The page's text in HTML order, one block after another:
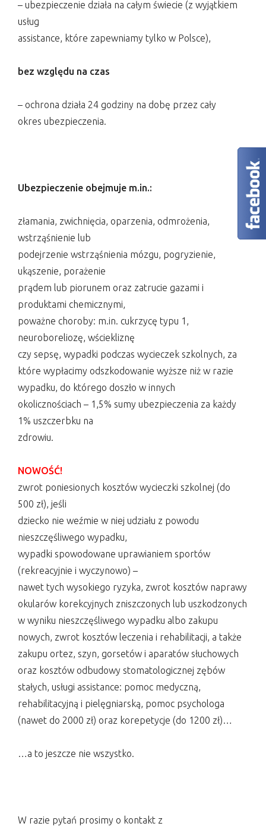
– ubezpieczenie działa na całym świecie (z wyjątkiem
usług
assistance, które zapewniamy tylko w Polsce),
bez względu na czas
– ochrona działa 24 godziny na dobę przez cały
okres ubezpieczenia.
Ubezpieczenie obejmuje m.in.:
złamania, zwichnięcia, oparzenia, odmrożenia,
wstrząśnienie lub
podejrzenie wstrząśnienia mózgu, pogryzienie,
ukąszenie, porażenie
prądem lub piorunem oraz zatrucie gazami i
produktami chemicznymi,
poważne choroby: m.in. cukrzycę typu 1,
neuroboreliozę, wściekliznę
czy sepsę, wypadki podczas wycieczek szkolnych, za
które wypłacimy odszkodowanie wyższe niż w razie
wypadku, do którego doszło w innych
okolicznościach – 1,5% sumy ubezpieczenia za każdy
1% uszczerbku na
zdrowiu.
NOWOŚĆ!
zwrot poniesionych kosztów wycieczki szkolnej (do
500 zł), jeśli
dziecko nie weźmie w niej udziału z powodu
nieszczęśliwego wypadku,
wypadki spowodowane uprawianiem sportów
(rekreacyjnie i wyczynowo) –
nawet tych wysokiego ryzyka, zwrot kosztów naprawy
okularów korekcyjnych zniszczonych lub uszkodzonych
w wyniku nieszczęśliwego wypadku albo zakupu
nowych, zwrot kosztów leczenia i rehabilitacji, a także
zakupu ortez, szyn, gorsetów i aparatów słuchowych
oraz kosztów odbudowy stomatologicznej zębów
stałych, usługi assistance: pomoc medyczną,
rehabilitacyjną i pielęgniarską, pomoc psychologa
(nawet do 2000 zł) oraz korepetycje (do 1200 zł)…
…a to jeszcze nie wszystko.
W razie pytań prosimy o kontakt z